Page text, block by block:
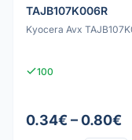
TAJB107K006R
Kyocera Avx
100
0.34€ – 0.80€